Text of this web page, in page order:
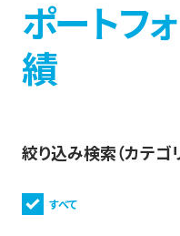
ポートフ
績
絞り込み検索（カテゴ
すべて